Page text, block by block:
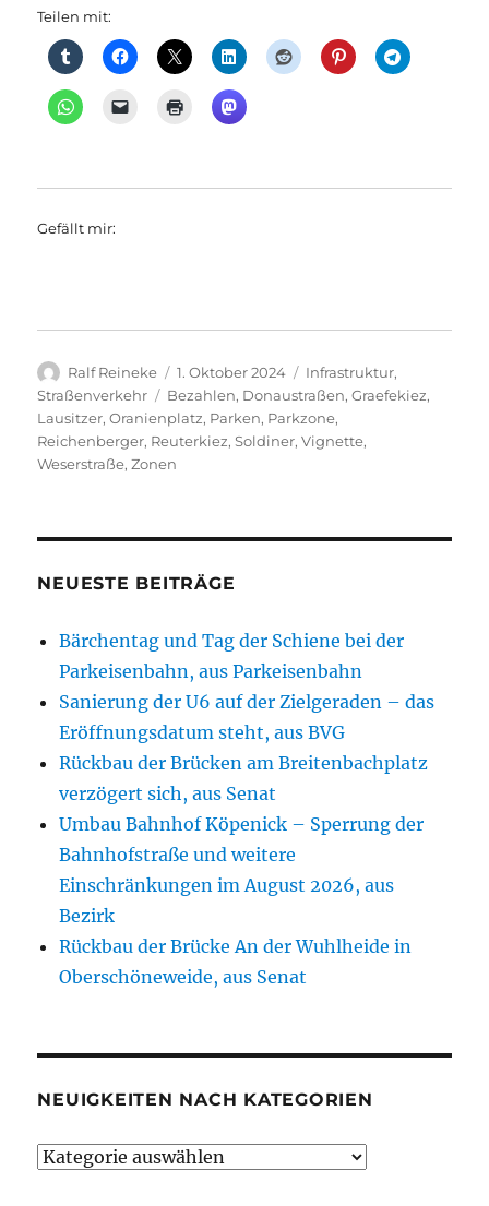
Teilen mit:
Gefällt mir:
Autor
Ralf Reineke
Veröffentlicht
am
1. Oktober 2024 Kategorien
Infrastruktur,
Straßenverkehr
Schlagwörter
Bezahlen, Donaustraßen,Graefekiez,
Lausitzer,Oranienplatz, Parken, Parkzone,
Reichenberger, Reuterkiez,Soldiner,Vignette,
Weserstraße,Zonen
NEUESTE BEITRÄGE
Bärchentag und Tag der Schiene bei der
Parkeisenbahn, aus Parkeisenbahn
Sanierung der U6 auf der Zielgeraden – das
Eröffnungsdatum steht, aus BVG
Rückbau der Brücken am Breitenbachplatz
verzögert sich, aus Senat
Umbau Bahnhof Köpenick – Sperrung der
Bahnhofstraße und weitere
Einschränkungen im August 2026, aus
Bezirk
Rückbau der Brücke An der Wuhlheide in
Oberschöneweide, aus Senat
NEUIGKEITEN NACH KATEGORIEN
Neuigkeiten